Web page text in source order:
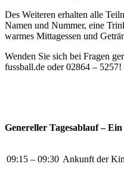
Des Weiteren erhalten alle
Namen und Nummer, eine
warmes Mittagessen und
Wenden Sie sich bei Fragen
fussball.de oder 02864 – 5257!
Genereller Tagesablauf –
09:15 – 09:30 Ankunft der